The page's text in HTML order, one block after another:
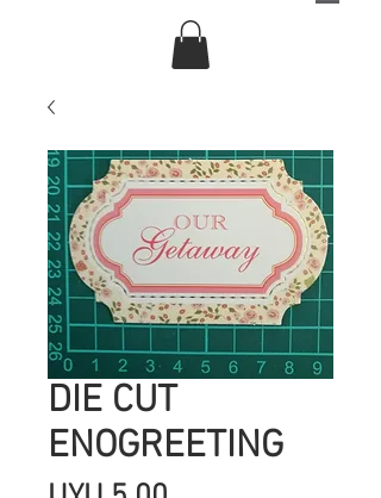
DIE CUT
ENOGREETING